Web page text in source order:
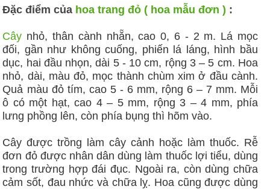
Đặc điểm của hoa trang đỏ ( hoa mẫu đơn ) :
Cây nhỏ, thân cành nhẵn, cao 0, 6 - 2 m. Lá mọc
đối, gần như không cuống, phiến lá láng, hình bầu
dục, hai đầu nhọn, dài 5 - 10 cm, rộng 3 – 5 cm. Hoa
nhỏ, dài, màu đỏ, mọc thành chùm xim ở đầu cành.
Quả màu đỏ tím, cao 5 - 6 mm, rộng 6 – 7 mm. Mỗi
ô có một hạt, cao 4 – 5 mm, rộng 3 – 4 mm, phía
lưng phồng lên, còn phía bụng thì hõm vào.
Cây được trồng làm cây cảnh hoặc làm thuốc. Rễ
đơn đỏ được nhân dân dùng làm thuốc lợi tiểu, dùng
trong trường hợp đái đục. Ngoài ra, còn dùng chữa
cảm sốt, đau nhức và chữa lỵ. Hoa cũng được dùng